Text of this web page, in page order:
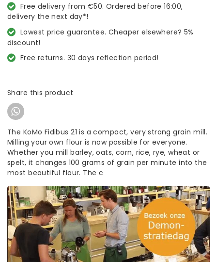
Free delivery from €50. Ordered before 16:00,
delivery the next day*!
Lowest price guarantee. Cheaper elsewhere? 5%
discount!
Free returns. 30 days reflection period!
Share this product
The KoMo Fidibus 21 is a compact, very strong grain mill.
Milling your own flour is now possible for everyone.
Whether you mill barley, oats, corn, rice, rye, wheat or
spelt, it changes 100 grams of grain per minute into the
most beautiful flour. The c